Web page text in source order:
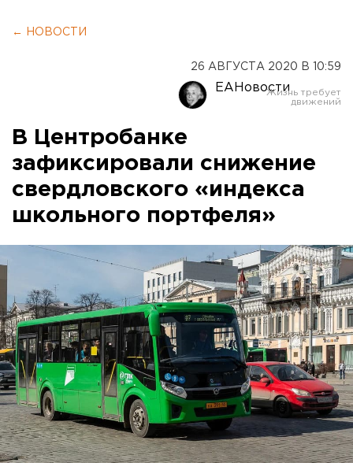
← НОВОСТИ
26 АВГУСТА 2020 В 10:59
ЕАНовости
В Центробанке
зафиксировали снижение
свердловского «индекса
школьного портфеля»